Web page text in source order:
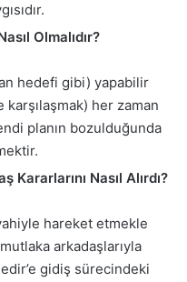
Olmalıdır?
hedefi gibi) yapabilir
karşılaşmak) her zaman
planın bozulduğunda
Nasıl Alırdı?
hareket etmekle
arkadaşlarıyla
gidiş sürecindeki